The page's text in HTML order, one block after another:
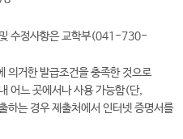
및 수정사항은 교학부(041-730-
의거한 발급조건을 충족한 것으로
어느 곳에서나 사용 가능함(단,
하는 경우 제출처에서 인터넷 증명서를